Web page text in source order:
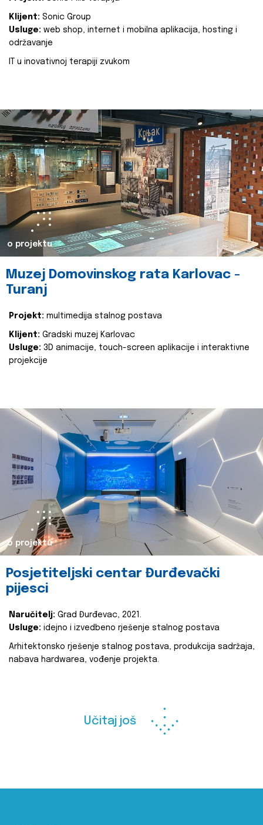
Klijent: Sonic Group
Usluge: web shop, internet i mobilna aplikacija, hosting i
održavanje
IT u inovativnoj terapiji zvukom
o projektu
Muzej Domovinskog rata Karlovac -
Turanj
Projekt: multimedija stalnog postava
Klijent: Gradski muzej Karlovac
Usluge: 3D animacije, touch-screen aplikacije i interaktivne
projekcije
o projektu
Posjetiteljski centar Đurđevački
pijesci
Naručitelj: Grad Đurđevac, 2021.
Usluge: idejno i izvedbeno rješenje stalnog postava
Arhitektonsko rješenje stalnog postava, produkcija sadržaja,
nabava hardwarea, vođenje projekta.
Učitaj još